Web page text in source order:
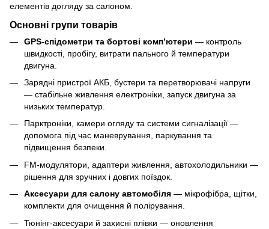
елементів догляду за салоном.
Основні групи товарів
GPS-спідометри та бортові комп’ютери — контроль
швидкості, пробігу, витрати пального й температури
двигуна.
Зарядні пристрої АКБ, бустери та перетворювачі напруги
— стабільне живлення електроніки, запуск двигуна за
низьких температур.
Парктроніки, камери огляду та системи сигналізації —
допомога під час маневрування, паркування та
підвищення безпеки.
FM-модулятори, адаптери живлення, автохолодильники —
рішення для зручних і довгих поїздок.
Аксесуари для салону автомобіля — мікрофібра, щітки,
комплекти для очищення й полірування.
Тюнінг-аксесуари й захисні плівки — оновлення